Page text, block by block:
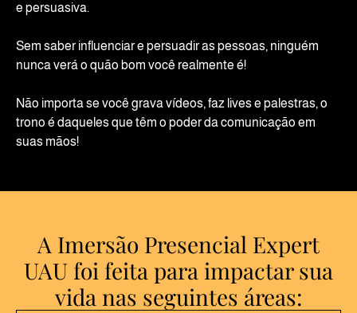
e persuasiva.
Sem saber influenciar e persuadir as pessoas, ninguém
nunca verá o quão bom você realmente é!
Não importa se você grava vídeos, faz lives e palestras, o
trono é daqueles que têm o poder da comunicação em
suas mãos!
A Imersão Presencial Expert
UAU foi feita para impactar sua
vida nas seguintes áreas: